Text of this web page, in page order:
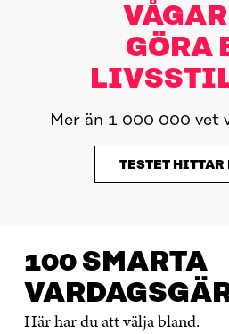
GÖRA
Mer än 1 000 000 vet
TESTET HITTAR
100 SMARTA
Här har du att välja bland.